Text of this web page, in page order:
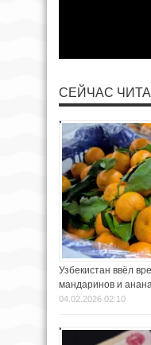
СЕЙЧАС
Узбекистан ввёл
мандаринов и
04.02.2026 02:10